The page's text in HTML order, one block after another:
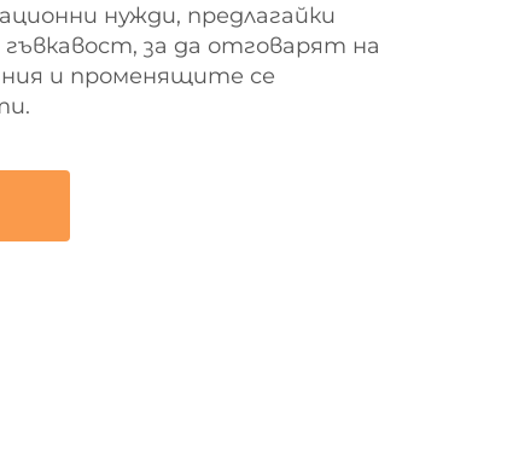
нужди, предлагайки
за да отговарят на
и променящите се